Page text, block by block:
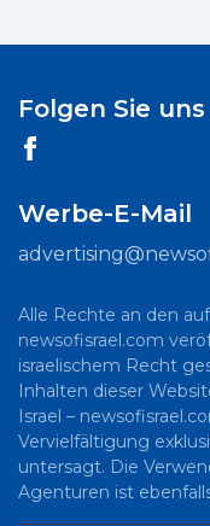
Folgen Sie uns
Werbe-E-Mail
Alle Rechte an den
newsofisrael.com
israelischem Recht
Inhalten dieser
Israel –
Vervielfältigung
untersagt. Die
Agenturen ist